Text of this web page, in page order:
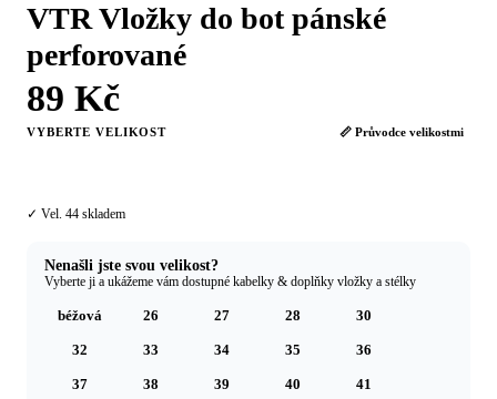
VTR Vložky do bot pánské
perforované
89 Kč
VYBERTE VELIKOST 📏 Průvodce velikostmi
✓ Vel. 44 skladem
Nenašli jste svou velikost?
Vyberte ji a ukážeme vám dostupné kabelky & doplňky vložky a stélky
béžová 26 27 28 30
32 33 34 35 36
37 38 39 40 41